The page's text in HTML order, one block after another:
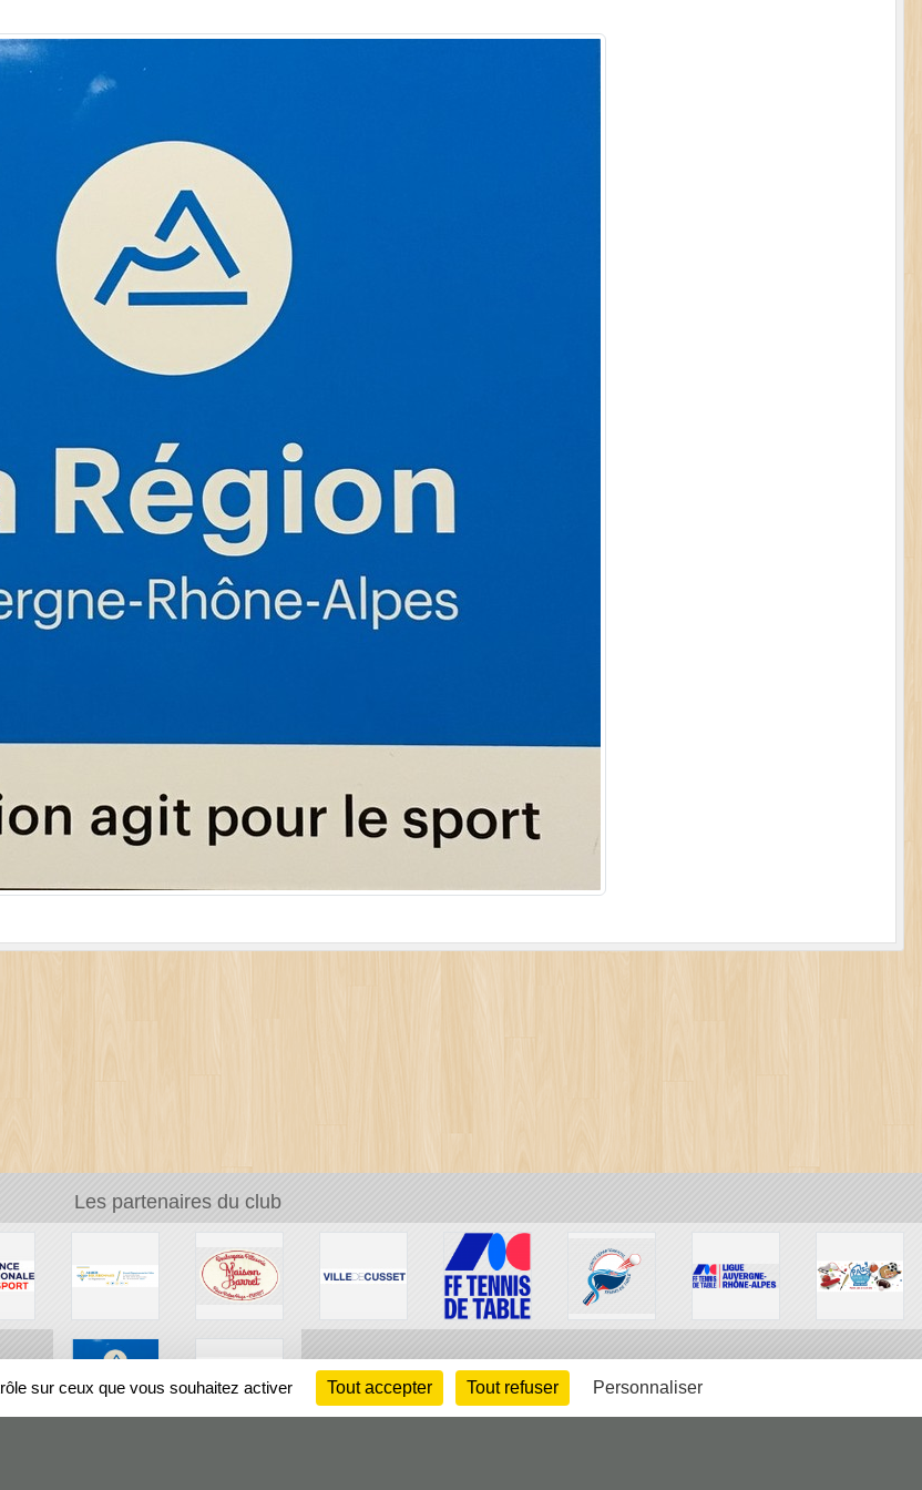
Les partenaires du club
sur ceux que vous souhaitez activer Tout accepter Tout refuser Personnaliser